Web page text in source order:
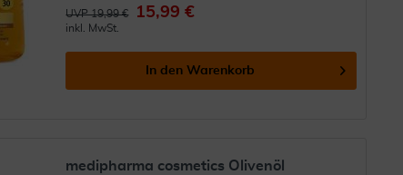
UVP 19,99 € 15,99 €
inkl. MwSt.
In den Warenkorb
medipharma cosmetics Olivenöl